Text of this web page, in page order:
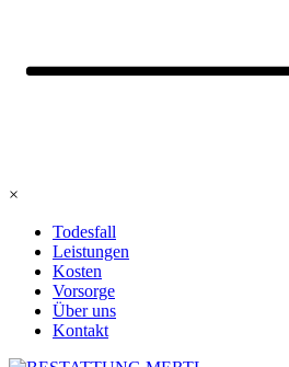
×
Todesfall
Leistungen
Kosten
Vorsorge
Über uns
Kontakt